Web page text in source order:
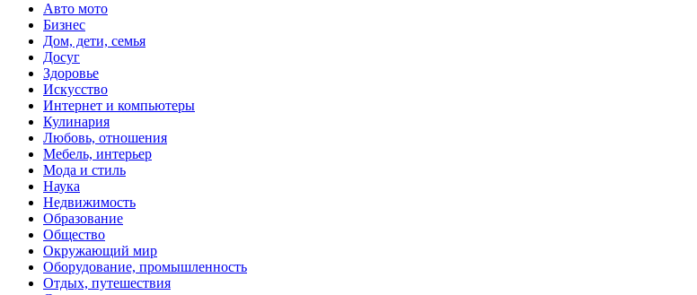
Авто мото
Бизнес
Дом, дети, семья
Досуг
Здоровье
Искусство
Интернет и компьютеры
Кулинария
Любовь, отношения
Мебель, интерьер
Мода и стиль
Наука
Недвижимость
Образование
Общество
Окружающий мир
Оборудование, промышленность
Отдых, путешествия